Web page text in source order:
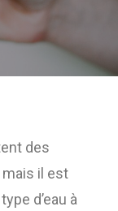
des
mais il est
d’eau à